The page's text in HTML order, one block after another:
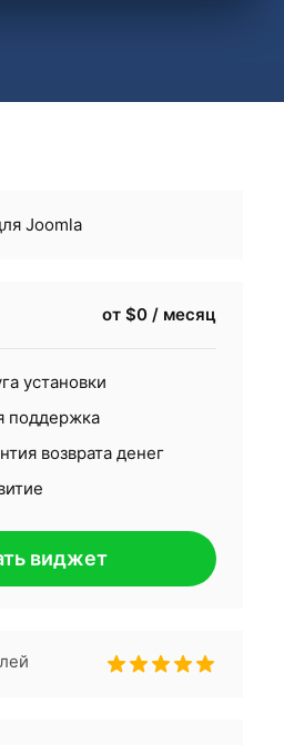
Joomla
от $0 / месяц
установки
поддержка
возврата денег
виджет